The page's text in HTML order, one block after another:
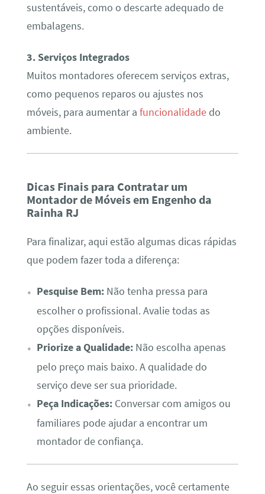
sustentáveis, como o descarte adequado de
embalagens.
3. Serviços Integrados
Muitos montadores oferecem serviços extras,
como pequenos reparos ou ajustes nos
móveis, para aumentar a funcionalidadedo
ambiente.
Dicas Finais para Contratar um
Montador de Móveis em Engenho da
Rainha RJ
Para finalizar, aqui estão algumas dicas rápidas
que podem fazer toda a diferença:
Pesquise Bem:Não tenha pressa para
escolher o profissional. Avalie todas as
opções disponíveis.
Priorize a Qualidade:Não escolha apenas
pelo preço mais baixo. A qualidade do
serviço deve ser sua prioridade.
Peça Indicações:Conversar com amigos ou
familiares pode ajudar a encontrar um
montador de confiança.
Ao seguir essas orientações, você certamente